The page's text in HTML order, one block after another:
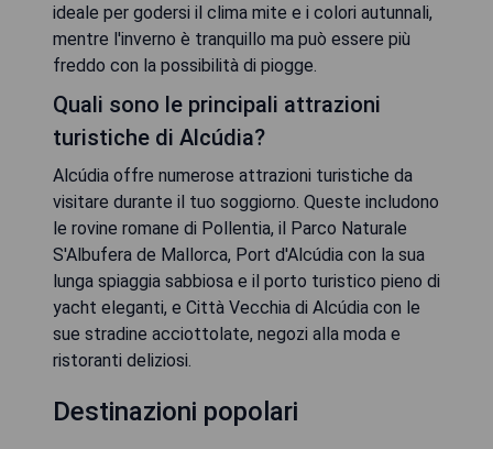
ideale per godersi il clima mite e i colori autunnali,
mentre l'inverno è tranquillo ma può essere più
freddo con la possibilità di piogge.
Quali sono le principali attrazioni
turistiche di Alcúdia?
Alcúdia offre numerose attrazioni turistiche da
visitare durante il tuo soggiorno. Queste includono
le rovine romane di Pollentia, il Parco Naturale
S'Albufera de Mallorca, Port d'Alcúdia con la sua
lunga spiaggia sabbiosa e il porto turistico pieno di
yacht eleganti, e Città Vecchia di Alcúdia con le
sue stradine acciottolate, negozi alla moda e
ristoranti deliziosi.
Destinazioni popolari